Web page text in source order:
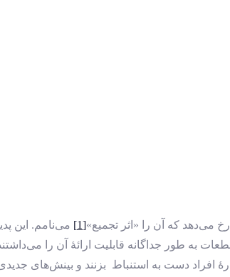
می‌دهد که آن را «اثر تجمیع»[1]
می‌نامم. این
به ‌طور جداگانه قابلیت ارائۀ آن را
افراد دست به استنباط بزنند و بینش‌های